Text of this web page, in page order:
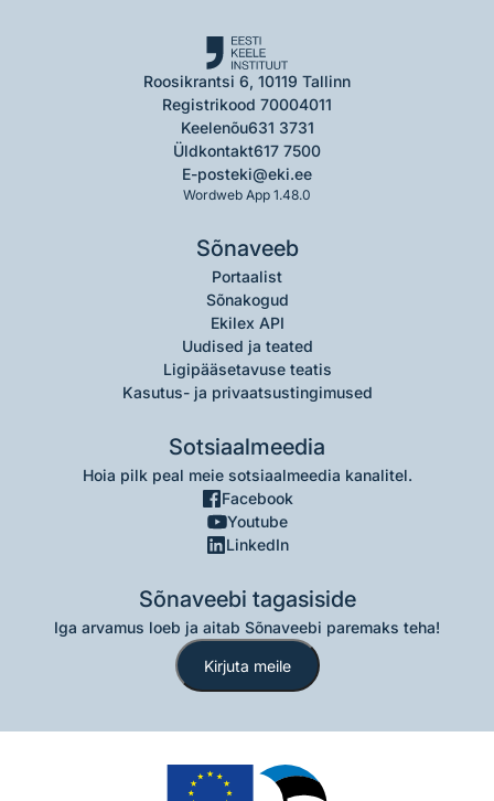
Roosikrantsi 6, 10119 Tallinn
Registrikood 70004011
Keelenõu631 3731
Üldkontakt617 7500
E-posteki@eki.ee
Wordweb App 1.48.0
Sõnaveeb
Portaalist
Sõnakogud
Ekilex API
Uudised ja teated
Ligipääsetavuse teatis
Kasutus- ja privaatsustingimused
Sotsiaalmeedia
Hoia pilk peal meie sotsiaalmeedia kanalitel.
Facebook
Youtube
LinkedIn
Sõnaveebi tagasiside
Iga arvamus loeb ja aitab Sõnaveebi paremaks teha!
Kirjuta meile